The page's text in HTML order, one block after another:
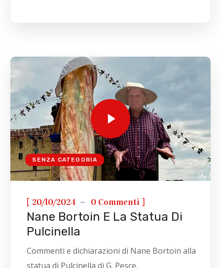
SENZA CATEGORIA
[ 20/10/2024 0 Commenti ]
Nane Bortoin E La Statua Di
Pulcinella
Commenti e dichiarazioni di Nane Bortoin alla
statua di Pulcinella di G. Pesce.